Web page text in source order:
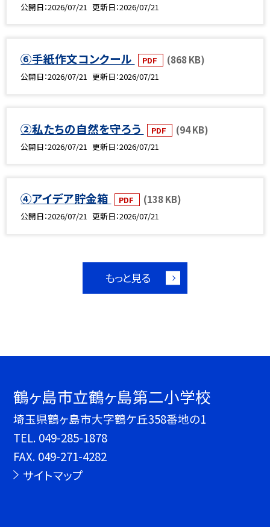
公開日 2026/07/21 更新日 2026/07/21
⑥手紙作文コンクール PDF (868 KB)
公開日 2026/07/21 更新日 2026/07/21
②私たちの自然を守ろう PDF (94 KB)
公開日 2026/07/21 更新日 2026/07/21
④アイデア貯金箱 PDF (138 KB)
公開日 2026/07/21 更新日 2026/07/21
もっと見る
鶴ヶ島市立鶴ヶ島第二小学校
埼玉県鶴ヶ島市大字鶴ケ丘358番地の1
TEL. 049-285-1878
FAX. 049-271-4282
サイトマップ